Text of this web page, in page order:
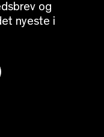
og
nyeste i